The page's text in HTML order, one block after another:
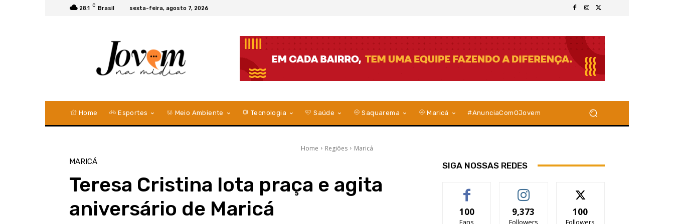
28.1 C Brasil sexta-feira, agosto 7, 2026
Home Esportes Meio Ambiente Tecnologia Saúde Saquarema Maricá #AnunciaComOJovem
Home Regiões Maricá
MARICÁ
Teresa Cristina lota praça e agita
aniversário de Maricá
SIGA NOSSAS REDES
100
Fans
9,373
Followers
100
Followers